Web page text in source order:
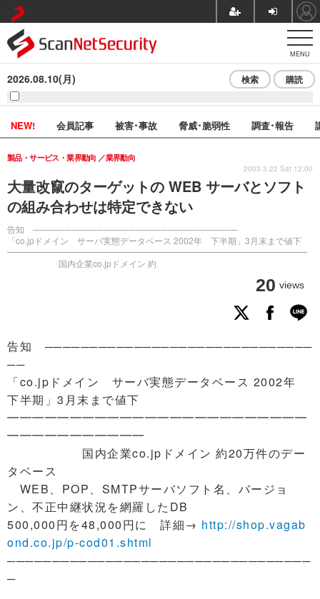
MENU
2026.08.10(月) 検索 購読
NEW! 会員記事 被害･事故 脅威･脆弱性 調査･報告
大量改竄のターゲットの WEB サーバとソフト
の組み合わせは特定できない
告知 ────────────────────────────────
「co.jpドメイン サーバ実態データベース 2002年 下半期」3月末まで値下
━━━━━━━━━━━━━━━━━━━━━━━━━━━━━━━━━━━
国内企業co.jpドメイン 約
製品・サービス・業界動向 業界動向
20 views
2003.3.22 Sat 12:00
告知 ──────────────────────────────
──
「co.jpドメイン サーバ実態データベース 2002年
下半期」3月末まで値下
━━━━━━━━━━━━━━━━━━━━━━━━
━━━━━━━━━━━
国内企業co.jpドメイン 約20万件のデー
タベース
WEB、POP、SMTPサーバソフト名、バージョ
ン、不正中継状況を網羅したDB
500,000円を48,000円に 詳細→ http://shop.vagab
ond.co.jp/p-cod01.shtml
──────────────────────────────────
─